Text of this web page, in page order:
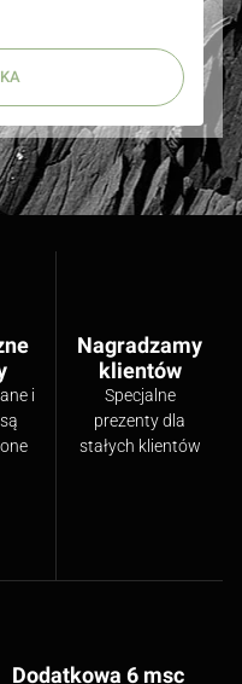
i
Nagradzamy
klientów
Specjalne
prezenty dla
stałych klientów
Dodatkowa 6 msc